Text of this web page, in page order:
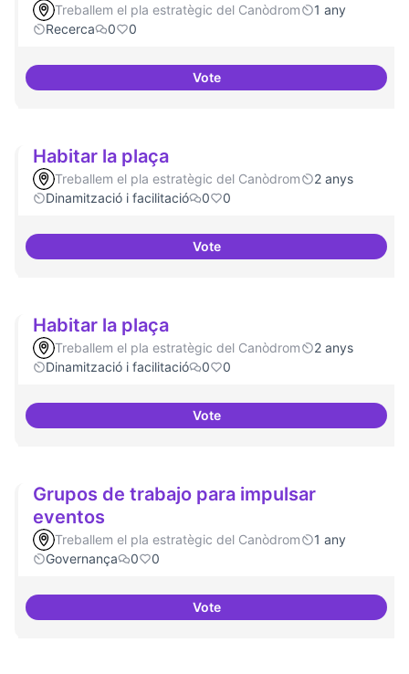
Treballem el pla estratègic del Canòdrom
1 any
Recerca
0 0
VoteHardware lliure
Habitar la plaça
Treballem el pla estratègic del Canòdrom
2 anys
Dinamització i facilitació
0 0
VoteHabitar la plaça
Habitar la plaça
Treballem el pla estratègic del Canòdrom
2 anys
Dinamització i facilitació
0 0
VoteHabitar la plaça
Grupos de trabajo para impulsar
eventos
Treballem el pla estratègic del Canòdrom
1 any
Governança
0 0
VoteGrupos de trabajo para